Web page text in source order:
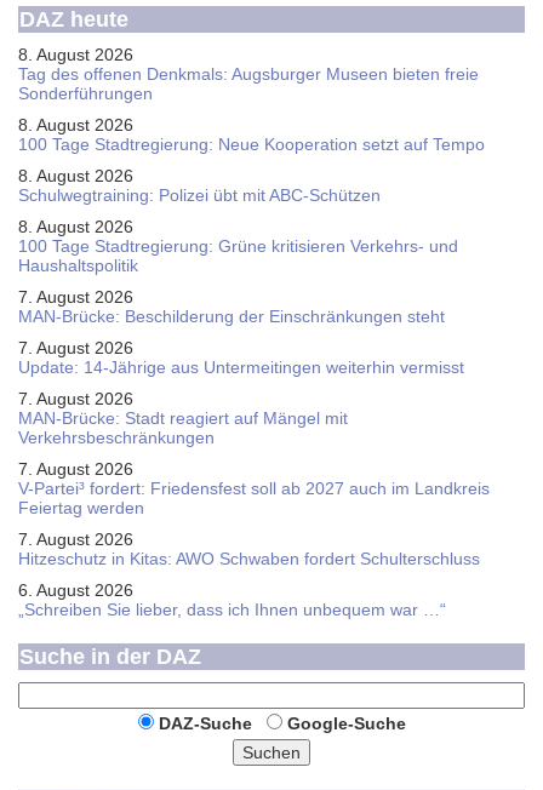
DAZ heute
8. August 2026
Tag des offenen Denkmals: Augsburger Museen bieten freie
Sonderführungen
8. August 2026
100 Tage Stadtregierung: Neue Kooperation setzt auf Tempo
8. August 2026
Schul­weg­trai­ning: Poli­zei übt mit ABC-Schüt­zen
8. August 2026
100 Tage Stadtregierung: Grüne kritisieren Verkehrs- und
Haushaltspolitik
7. August 2026
MAN-Brücke: Beschilderung der Einschränkungen steht
7. August 2026
Update: 14-Jährige aus Untermeitingen weiterhin vermisst
7. August 2026
MAN-Brücke: Stadt reagiert auf Mängel mit
Verkehrsbeschränkungen
7. August 2026
V-Partei­³ fordert: Friedens­fest soll ab 2027 auch im Land­kreis
Feier­tag werden
7. August 2026
Hitzeschutz in Kitas: AWO Schwaben fordert Schulterschluss
6. August 2026
„Schreiben Sie lieber, dass ich Ihnen unbequem war …“
Suche in der DAZ
DAZ-Suche
Google-Suche
Suchen